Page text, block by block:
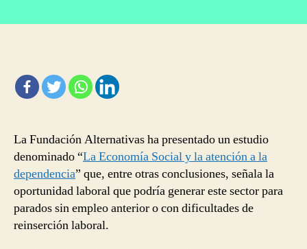
La Fundación Alternativas ha presentado un estudio
denominado “La Economía Social y la atención a la
dependencia” que, entre otras conclusiones, señala la
oportunidad laboral que podría generar este sector para
parados sin empleo anterior o con dificultades de
reinserción laboral.